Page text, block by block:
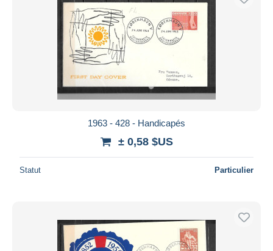
1963 - 428 - Handicapés
± 0,58 $US
Statut Particulier